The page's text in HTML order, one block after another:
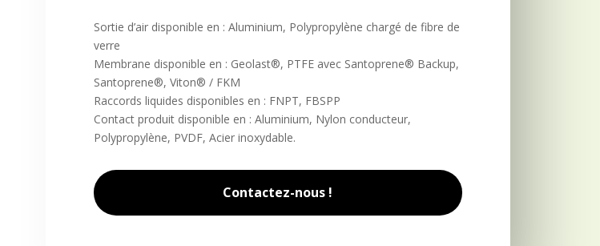
Sortie d’air disponible en : Aluminium, Polypropylène chargé de fibre de
verre
Membrane disponible en : Geolast®, PTFE avec Santoprene® Backup,
Santoprene®, Viton® / FKM
Raccords liquides disponibles en : FNPT, FBSPP
Contact produit disponible en : Aluminium, Nylon conducteur,
Polypropylène, PVDF, Acier inoxydable.
Contactez-nous !